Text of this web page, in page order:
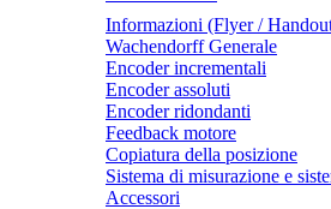
Informazioni (Flyer /
Wachendorff Generale
Encoder incrementali
Encoder assoluti
Encoder ridondanti
Feedback motore
Copiatura della posizione
Sistema di misurazione e
Accessori